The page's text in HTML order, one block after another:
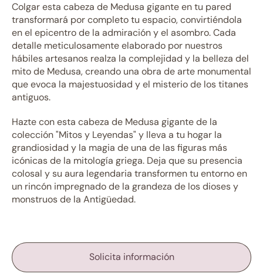
Colgar esta cabeza de Medusa gigante en tu pared
transformará por completo tu espacio, convirtiéndola
en el epicentro de la admiración y el asombro. Cada
detalle meticulosamente elaborado por nuestros
hábiles artesanos realza la complejidad y la belleza del
mito de Medusa, creando una obra de arte monumental
que evoca la majestuosidad y el misterio de los titanes
antiguos.
Hazte con esta cabeza de Medusa gigante de la
colección "Mitos y Leyendas" y lleva a tu hogar la
grandiosidad y la magia de una de las figuras más
icónicas de la mitología griega. Deja que su presencia
colosal y su aura legendaria transformen tu entorno en
un rincón impregnado de la grandeza de los dioses y
monstruos de la Antigüedad.
Solicita información